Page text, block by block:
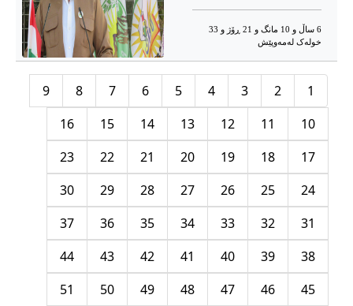
6 ساڵ و 10 مانگ و 21 ڕۆژ و 33
خوله‌ک له‌مه‌وپێش‌
1
2
3
4
5
6
7
8
9
10
11
12
13
14
15
16
17
18
19
20
21
22
23
24
25
26
27
28
29
30
31
32
33
34
35
36
37
38
39
40
41
42
43
44
45
46
47
48
49
50
51